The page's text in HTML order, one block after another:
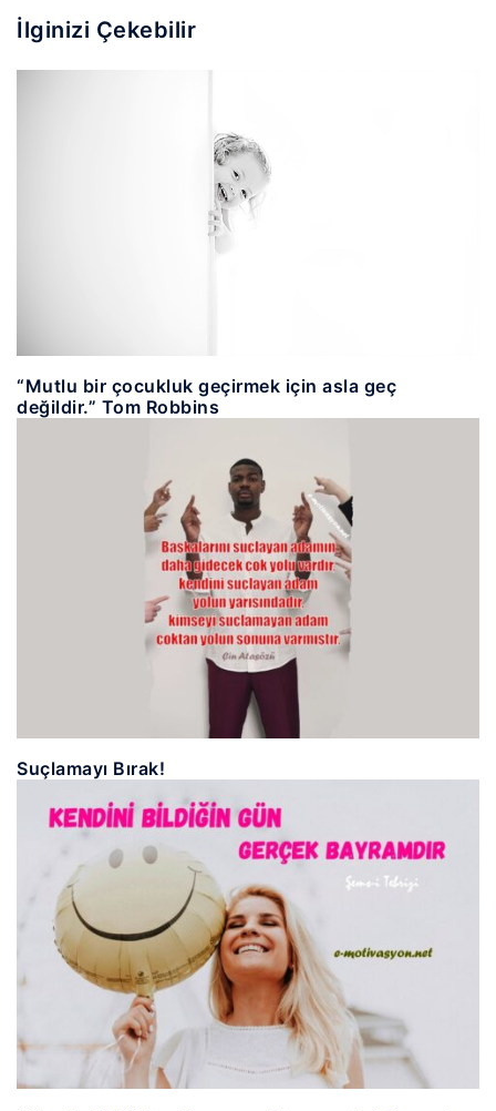
İlginizi Çekebilir
“Mutlu bir çocukluk geçirmek için asla geç
değildir.” Tom Robbins
Suçlamayı Bırak!